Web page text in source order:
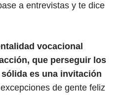
a entrevistas y te dice
vocacional
que perseguir los
es una invitación
de gente feliz